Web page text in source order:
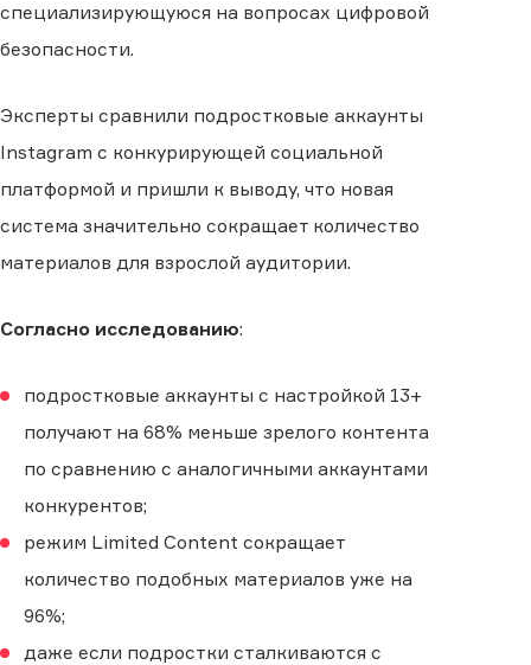
специализирующуюся на вопросах цифровой
безопасности.
Эксперты сравнили подростковые аккаунты
Instagram с конкурирующей социальной
платформой и пришли к выводу, что новая
система значительно сокращает количество
материалов для взрослой аудитории.
Согласно исследованию:
подростковые аккаунты с настройкой 13+
получают на 68% меньше зрелого контента
по сравнению с аналогичными аккаунтами
конкурентов;
режим Limited Content сокращает
количество подобных материалов уже на
96%;
даже если подростки сталкиваются с